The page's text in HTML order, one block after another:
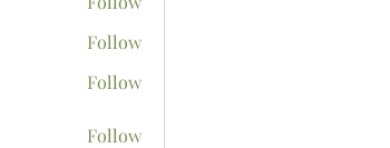
Follow
Follow
Follow